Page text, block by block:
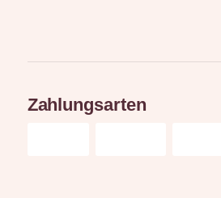
Zahlungsarten